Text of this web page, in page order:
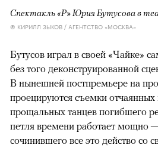
Спектакль «Р» Юрия Бутусова в
© КИРИЛЛ ЗЫКОВ / АГЕНТСТВО «МОСКВА»
Бутусов играл в своей «Чайке»
без того деконструированной
В нынешней постпремьере на
проецируются съемки отчаянных
прощальных танцев погибшего
петля времени работает мощно
сочинившего все это действо со